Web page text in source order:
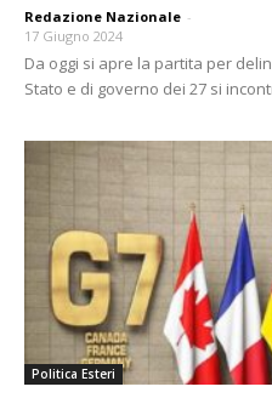
Redazione Nazionale -
17 Giugno 2024
Da oggi si apre la partita per
Stato e di governo dei 27 si
Politica Esteri